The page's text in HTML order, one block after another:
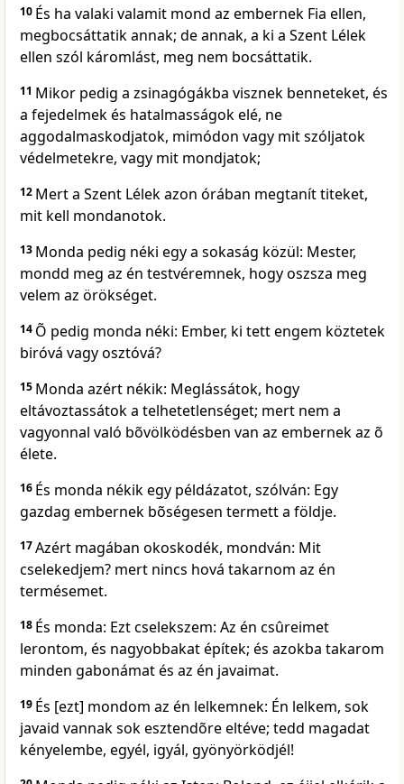
10 És ha valaki valamit mond az embernek Fia ellen,
megbocsáttatik annak; de annak, a ki a Szent Lélek
ellen szól káromlást, meg nem bocsáttatik.
11 Mikor pedig a zsinagógákba visznek benneteket, és
a fejedelmek és hatalmasságok elé, ne
aggodalmaskodjatok, mimódon vagy mit szóljatok
védelmetekre, vagy mit mondjatok;
12 Mert a Szent Lélek azon órában megtanít titeket,
mit kell mondanotok.
13 Monda pedig néki egy a sokaság közül: Mester,
mondd meg az én testvéremnek, hogy oszsza meg
velem az örökséget.
14 Õ pedig monda néki: Ember, ki tett engem köztetek
biróvá vagy osztóvá?
15 Monda azért nékik: Meglássátok, hogy
eltávoztassátok a telhetetlenséget; mert nem a
vagyonnal való bõvölködésben van az embernek az õ
élete.
16 És monda nékik egy példázatot, szólván: Egy
gazdag embernek bõségesen termett a földje.
17Azért magában okoskodék, mondván: Mit
cselekedjem? mert nincs hová takarnom az én
termésemet.
18 És monda: Ezt cselekszem: Az én csûreimet
lerontom, és nagyobbakat építek; és azokba takarom
minden gabonámat és az én javaimat.
19 És [ezt] mondom az én lelkemnek: Én lelkem, sok
javaid vannak sok esztendõre eltéve; tedd magadat
kényelembe, egyél, igyál, gyönyörködjél!